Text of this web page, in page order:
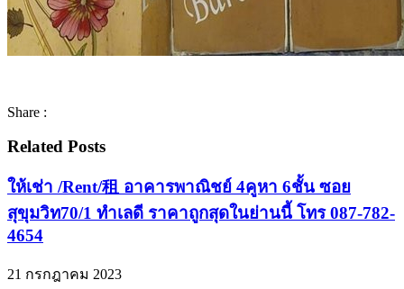
Share :
Related Posts
ให้เช่า /Rent/租 อาคารพาณิชย์ 4คูหา 6ชั้น ซอย
สุขุมวิท70/1 ทำเลดี ราคาถูกสุดในย่านนี้ โทร 087-782-
4654
21 กรกฎาคม 2023